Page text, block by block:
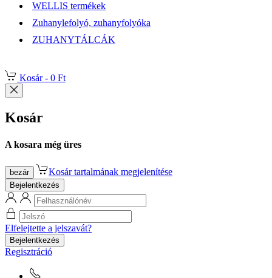
WELLIS termékek
Zuhanylefolyó, zuhanyfolyóka
ZUHANYTÁLCÁK
Kosár - 0 Ft
Kosár
A kosara még üres
bezár Kosár tartalmának megjelenítése
Bejelentkezés
Elfelejtette a jelszavát?
Bejelentkezés
Regisztráció